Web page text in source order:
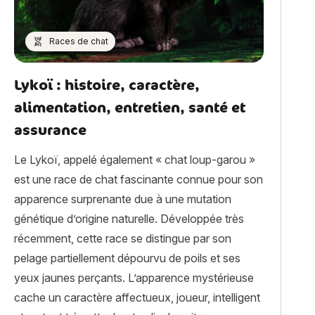
chat : que faire ? »
Races de chat
Lykoï : histoire, caractère,
alimentation, entretien, santé et
assurance
Le Lykoï, appelé également « chat loup-garou »
est une race de chat fascinante connue pour son
apparence surprenante due à une mutation
génétique d’origine naturelle. Développée très
récemment, cette race se distingue par son
pelage partiellement dépourvu de poils et ses
yeux jaunes perçants. L’apparence mystérieuse
cache un caractère affectueux, joueur, intelligent